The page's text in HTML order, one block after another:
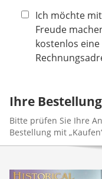
Ich möchte
Freude
kostenlos
Ihre
Bitte prüfen Sie Ihre
Bestellung mit